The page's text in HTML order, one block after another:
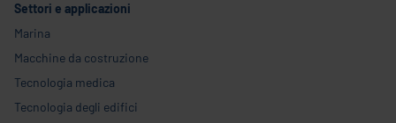
Settori e applicazioni
Marina
Macchine da costruzione
Tecnologia medica
Tecnologia degli edifici